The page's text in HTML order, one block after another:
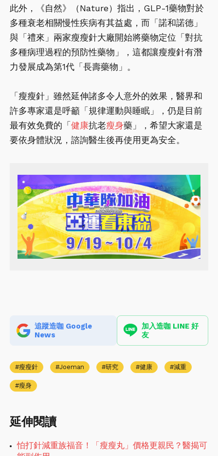
此外，《自然》（Nature）指出，GLP-1藥物對於
多種衰老相關慢性疾病有其益處，而「諾和諾德」
與「禮來」兩家瘦瘦針大廠開始將藥物定位「對抗
多種病理過程的預防性藥物」，這都讓瘦瘦針有潛
力發展成為第1代「長壽藥物」。
「瘦瘦針」雖然延伸諸多令人意外的效果，醫界和
許多專家還是呼籲「規律運動與睡眠」，仍是目前
最有效免費的「健康抗老瘦身藥」，希望大家還是
要依身體狀況，諮詢醫生後再使用更為安全。
追蹤造咖 Google
News
加入造咖 LINE 好
友
瘦瘦針 Joeman 研究 健康 減重
瘦身
延伸閱讀
怕打針減重族福音！「瘦瘦丸」價格更親民？醫揭可